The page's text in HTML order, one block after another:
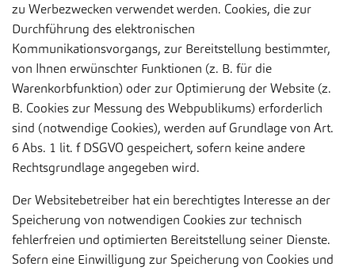
zu Werbezwecken verwendet werden. Cookies, die zur
Durchführung des elektronischen
Kommunikationsvorgangs, zur Bereitstellung bestimmter,
von Ihnen erwünschter Funktionen (z. B. für die
Warenkorbfunktion) oder zur Optimierung der Website (z.
B. Cookies zur Messung des Webpublikums) erforderlich
sind (notwendige Cookies), werden auf Grundlage von Art.
6 Abs. 1 lit. f DSGVO gespeichert, sofern keine andere
Rechtsgrundlage angegeben wird.
Der Websitebetreiber hat ein berechtigtes Interesse an der
Speicherung von notwendigen Cookies zur technisch
fehlerfreien und optimierten Bereitstellung seiner Dienste.
Sofern eine Einwilligung zur Speicherung von Cookies und